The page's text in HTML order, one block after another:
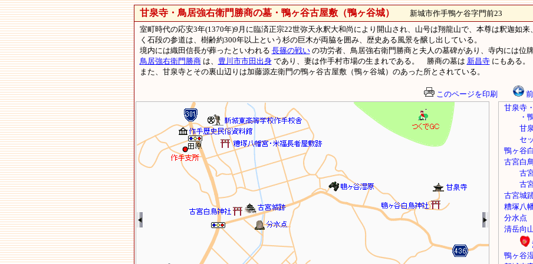
甘泉寺・鳥居強右衛門勝商の墓・鴨ヶ谷古屋敷（鴨ヶ谷城）
新城市作手鴨ケ谷字門前23
室町時代の応安3年(1370年)9月に臨済正宗22世弥天永釈大和尚により開山され、山号は翔龍山で、本尊は釈迦如来、
く石段の参道は、樹齢約300年以上という杉の巨木が両脇を囲み、歴史ある風景を醸し出している。
境内には織田信長が葬ったといわれる 長篠の戦いの功労者、鳥居強右衛門勝商と夫人の墓碑があり、寺内には位牌
鳥居強右衛門勝商は、 豊川市市田出身であり、妻は作手村市場の生まれである。 勝商の墓は 新昌寺にもある。
また、甘泉寺とその裏山辺りは加藤源左衛門の鴨ヶ谷古屋敷（鴨ヶ谷城）のあった所とされている。
このページを印刷